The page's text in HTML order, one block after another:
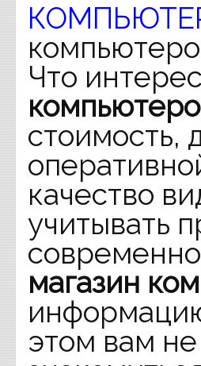
Что
стоимость,
качество
учитывать
магазин
этом вам